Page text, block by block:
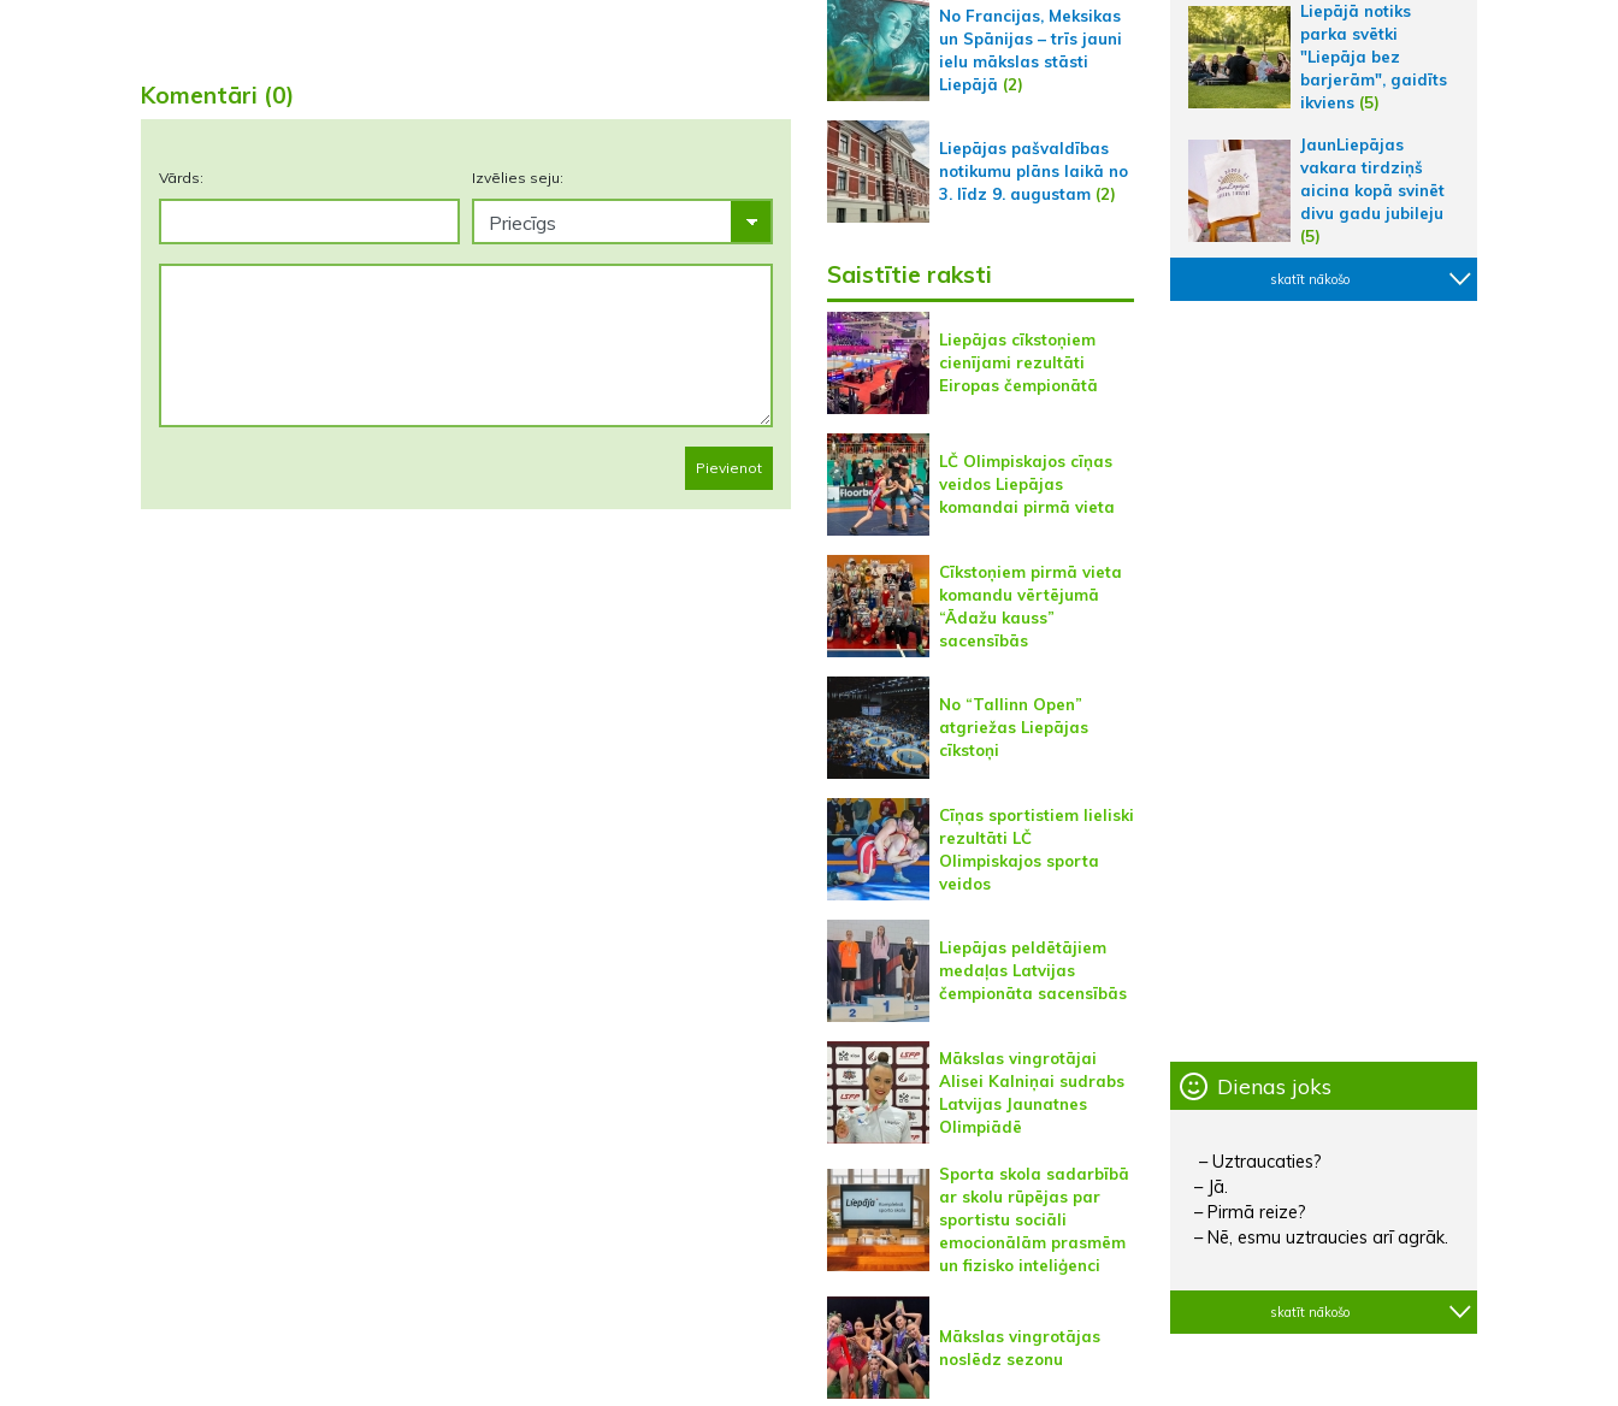
Komentāri (0)
Vārds: Izvēlies seju:
Pievienot
No Francijas, Meksikas
un Spānijas – trīs jauni
ielu mākslas stāsti
Liepājā (2)
Liepājas pašvaldības
notikumu plāns laikā no
3. līdz 9. augustam(2)
Saistītie raksti
Liepājas cīkstoņiem
cienījami rezultāti
Eiropas čempionātā
LČ Olimpiskajos cīņas
veidos Liepājas
komandai pirmā vieta
Cīkstoņiem pirmā vieta
komandu vērtējumā
“Ādažu kauss”
sacensībās
No “Tallinn Open”
atgriežas Liepājas
cīkstoņi
Cīņas sportistiem lieliski
rezultāti LČ
Olimpiskajos sporta
veidos
Liepājas peldētājiem
medaļas Latvijas
čempionāta sacensībās
Mākslas vingrotājai
Alisei Kalniņai sudrabs
Latvijas Jaunatnes
Olimpiādē
Sporta skola sadarbībā
ar skolu rūpējas par
sportistu sociāli
emocionālām prasmēm
un fizisko inteliģenci
Mākslas vingrotājas
noslēdz sezonu
Liepājā notiks
parka svētki
"Liepāja bez
barjerām", gaidīts
ikviens (5)
JaunLiepājas
vakara tirdziņš
aicina kopā svinēt
divu gadu jubileju
(5)
skatīt nākošo
Dienas joks
– Uztraucaties?
– Jā.
– Pirmā reize?
– Nē, esmu uztraucies arī agrāk.
skatīt nākošo